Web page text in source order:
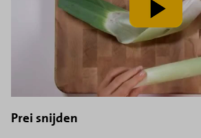
video
af
Prei snijden